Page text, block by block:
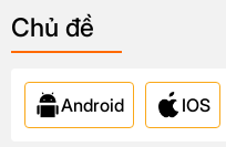
Chủ đề
Android IOS